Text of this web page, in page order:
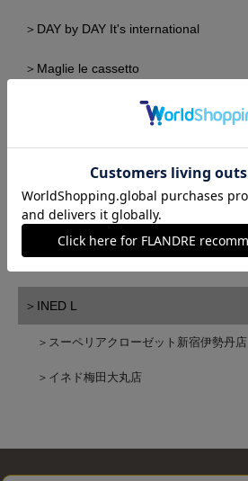
DAY by DAY It's international
Maglie le cassetto
7-IDconcept.
la veille by SUPERIOR CLOSET
INED L
スーペリアクローゼット新宿伊勢丹店
イネド梅田大丸店